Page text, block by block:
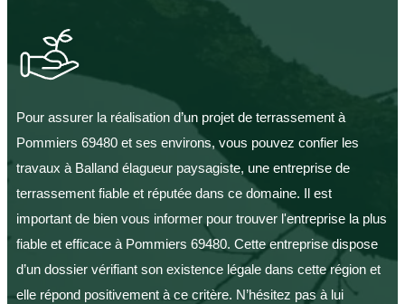
Pour assurer la réalisation d’un projet de terrassement à
Pommiers 69480 et ses environs, vous pouvez confier les
travaux à Balland élagueur paysagiste, une entreprise de
terrassement fiable et réputée dans ce domaine. Il est
important de bien vous informer pour trouver l'entreprise la plus
fiable et efficace à Pommiers 69480. Cette entreprise dispose
d’un dossier vérifiant son existence légale dans cette région et
elle répond positivement à ce critère. N’hésitez pas à lui